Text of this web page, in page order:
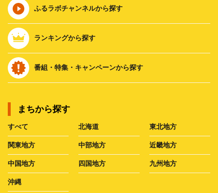
ふるラボチャンネルから探す
ランキングから探す
番組・特集・キャンペーンから探す
まちから探す
すべて 北海道 東北地方
関東地方 中部地方 近畿地方
中国地方 四国地方 九州地方
沖縄